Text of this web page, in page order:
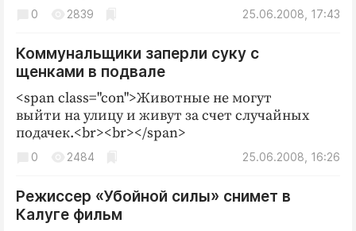
25.06.2008, 17:43
0 2839
Коммунальщики заперли суку с
щенками в подвале
<span class="con">Животные не могут
выйти на улицу и живут за счет случайных
подачек.<br><br></span>
25.06.2008, 16:26
0 2484
Режиссер «Убойной силы» снимет в
Калуге фильм